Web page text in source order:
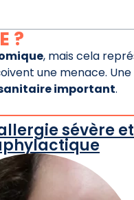
?
, mais cela
une menace.
important.
sévère